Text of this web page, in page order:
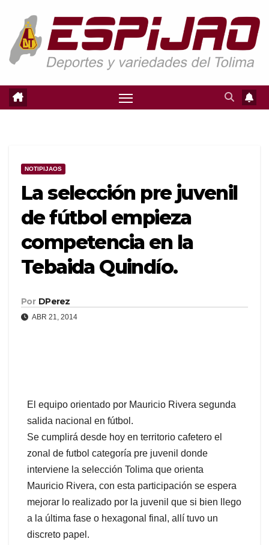
contenido
NOTIPIJAOS
La selección pre juvenil
de fútbol empieza
competencia en la
Tebaida Quindío.
Por DPerez
ABR 21, 2014
El equipo orientado por Mauricio Rivera segunda
salida nacional en fútbol.
Se cumplirá desde hoy en territorio cafetero el
zonal de futbol categoría pre juvenil donde
interviene la selección Tolima que orienta
Mauricio Rivera, con esta participación se espera
mejorar lo realizado por la juvenil que si bien llego
a la última fase o hexagonal final, allí tuvo un
discreto papel.